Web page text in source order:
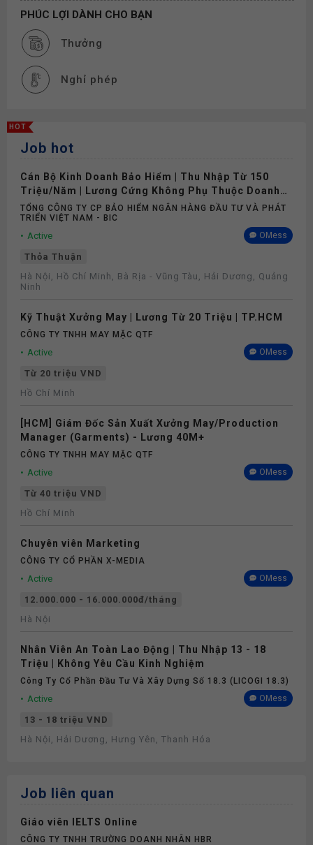
PHÚC LỢI DÀNH CHO BẠN
Thưởng
Nghỉ phép
HOT
Job hot
Cán Bộ Kinh Doanh Bảo Hiểm | Thu Nhập Từ 150
Triệu/Năm | Lương Cứng Không Phụ Thuộc Doanh
Số
TỔNG CÔNG TY CP BẢO HIỂM NGÂN HÀNG ĐẦU TƯ VÀ PHÁT
TRIỂN VIỆT NAM - BIC
Active OMess
Thỏa Thuận
Hà Nội, Hồ Chí Minh, Bà Rịa - Vũng Tàu, Hải Dương, Quảng
Ninh
Kỹ Thuật Xưởng May | Lương Từ 20 Triệu | TP.HCM
CÔNG TY TNHH MAY MẶC QTF
Active OMess
Từ 20 triệu VND
Hồ Chí Minh
[HCM] Giám Đốc Sản Xuất Xưởng May/Production
Manager (Garments) - Lương 40M+
CÔNG TY TNHH MAY MẶC QTF
Active OMess
Từ 40 triệu VND
Hồ Chí Minh
Chuyên viên Marketing
CÔNG TY CỔ PHẦN X-MEDIA
Active OMess
12.000.000 - 16.000.000đ/tháng
Hà Nội
Nhân Viên An Toàn Lao Động | Thu Nhập 13 - 18
Triệu | Không Yêu Cầu Kinh Nghiệm
Công Ty Cổ Phần Đầu Tư Và Xây Dựng Số 18.3 (LICOGI 18.3)
Active OMess
13 - 18 triệu VND
Hà Nội, Hải Dương, Hưng Yên, Thanh Hóa
Job liên quan
Giáo viên IELTS Online
CÔNG TY TNHH TRƯỜNG DOANH NHÂN HBR